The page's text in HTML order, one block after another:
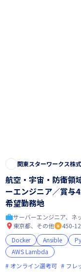
残業月20時間未満
関東スターワークス株
航空・宇宙・防衛領
ーエンジニア／賞与
希望勤務地
サーバーエンジニア、ネ
東京都、その他
450-
Docker
Ansible
AWS Lambda
オンライン選考可
フレ